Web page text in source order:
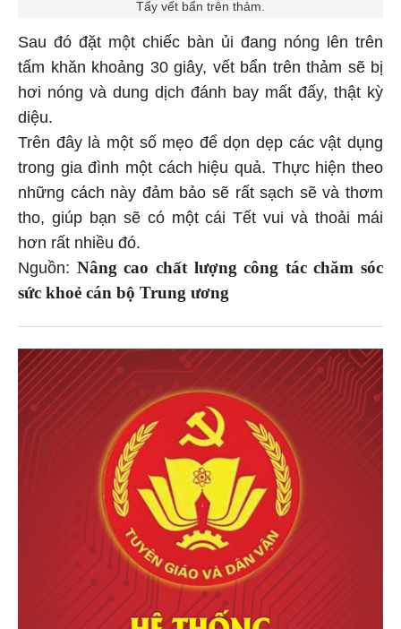
Tẩy vết bẩn trên thảm.
Sau đó đặt một chiếc bàn ủi đang nóng lên trên
tấm khăn khoảng 30 giây, vết bẩn trên thảm sẽ bị
hơi nóng và dung dịch đánh bay mất đấy, thật kỳ
diệu.
Trên đây là một số mẹo để dọn dẹp các vật dụng
trong gia đình một cách hiệu quả. Thực hiện theo
những cách này đảm bảo sẽ rất sạch sẽ và thơm
tho, giúp bạn sẽ có một cái Tết vui và thoải mái
hơn rất nhiều đó.
Nguồn: Nâng cao chất lượng công tác chăm sóc
sức khoẻ cán bộ Trung ương